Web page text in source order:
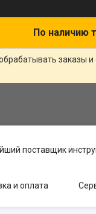
По наличию
заказы
поставщик
и оплата